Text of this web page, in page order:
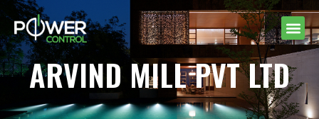
ARVIND MILL PVT LTD